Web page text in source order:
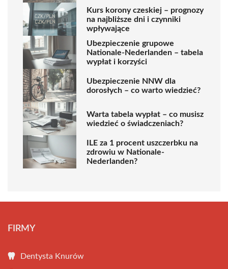
Kurs korony czeskiej – prognozy
na najbliższe dni i czynniki
wpływające
Ubezpieczenie grupowe
Nationale-Nederlanden – tabela
wypłat i korzyści
Ubezpieczenie NNW dla
dorosłych – co warto wiedzieć?
Warta tabela wypłat – co musisz
wiedzieć o świadczeniach?
ILE za 1 procent uszczerbku na
zdrowiu w Nationale-
Nederlanden?
FIRMY
Dentysta Knurów